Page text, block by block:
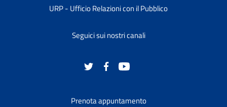
URP - Ufficio Relazioni con il Pubblico
Seguici sui nostri canali
Prenota appuntamento